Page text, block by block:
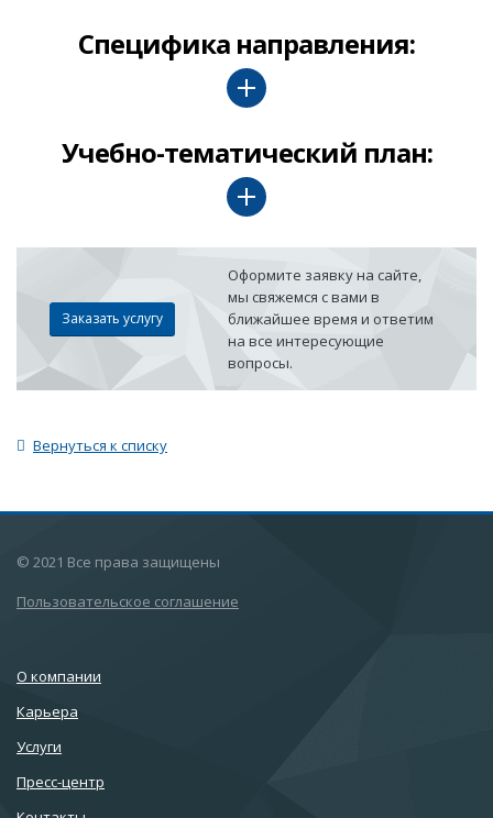
Специфика направления:
Учебно-тематический план:
Заказать услугу
Оформите заявку на сайте,
мы свяжемся с вами в
ближайшее время и ответим
на все интересующие
вопросы.
Вернуться к списку
© 2021 Все права защищены
Пользовательское соглашение
О компании
Карьера
Услуги
Пресс-центр